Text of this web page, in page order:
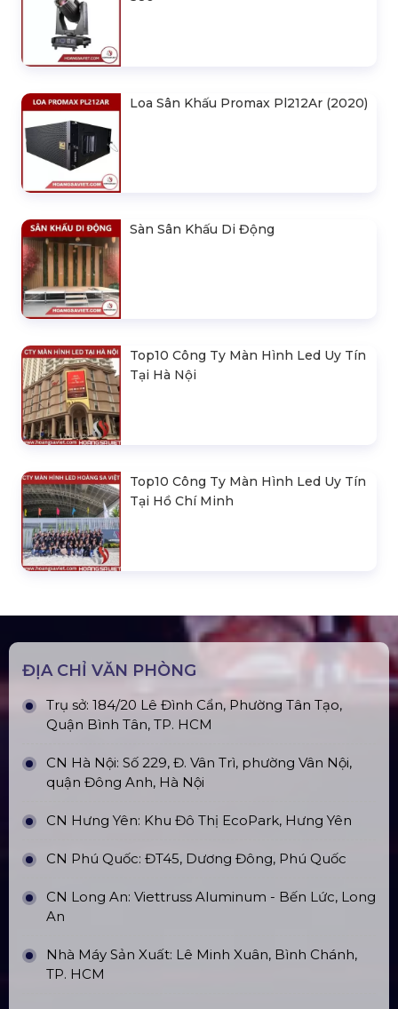
Loa Sân Khấu Promax Pl212Ar (2020)
Sàn Sân Khấu Di Động
Top10 Công Ty Màn Hình Led Uy Tín
Tại Hà Nội
Top10 Công Ty Màn Hình Led Uy Tín
Tại Hồ Chí Minh
ĐỊA CHỈ VĂN PHÒNG
Trụ sở: 184/20 Lê Đình Cẩn, Phường Tân Tạo,
Quận Bình Tân, TP. HCM
CN Hà Nội: Số 229, Đ. Vân Trì, phường Vân Nội,
quận Đông Anh, Hà Nội
CN Hưng Yên: Khu Đô Thị EcoPark, Hưng Yên
CN Phú Quốc: ĐT45, Dương Đông, Phú Quốc
CN Long An: Viettruss Aluminum - Bến Lức, Long
An
Nhà Máy Sản Xuất: Lê Minh Xuân, Bình Chánh,
TP. HCM